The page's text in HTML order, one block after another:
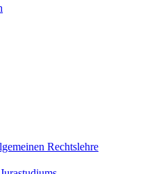
Rechtslehre